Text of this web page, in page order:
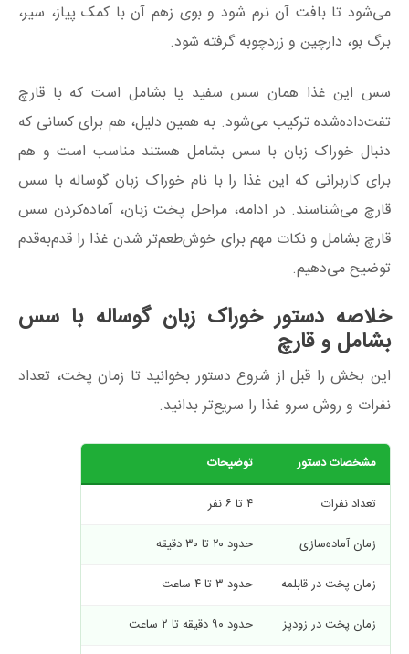
می‌شود تا بافت آن نرم شود و بوی زهم آن با کمک پیاز، سیر،
برگ بو، دارچین و زردچوبه گرفته شود.
سس این غذا همان سس سفید یا بشامل است که با قارچ
تفت‌داده‌شده ترکیب می‌شود. به همین دلیل، هم برای کسانی که
دنبال خوراک زبان با سس بشامل هستند مناسب است و هم
برای کاربرانی که این غذا را با نام خوراک زبان گوساله با سس
قارچ می‌شناسند. در ادامه، مراحل پخت زبان، آماده‌کردن سس
قارچ بشامل و نکات مهم برای خوش‌طعم‌تر شدن غذا را قدم‌به‌قدم
توضیح می‌دهیم.
خلاصه دستور خوراک زبان گوساله با سس
بشامل و قارچ
این بخش را قبل از شروع دستور بخوانید تا زمان پخت، تعداد
نفرات و روش سرو غذا را سریع‌تر بدانید.
مشخصات دستور توضیحات
تعداد نفرات
۴ تا ۶ نفر
زمان آماده‌سازی
حدود ۲۰ تا ۳۰ دقیقه
زمان پخت در قابلمه
حدود ۳ تا ۴ ساعت
زمان پخت در زودپز
حدود ۹۰ دقیقه تا ۲ ساعت